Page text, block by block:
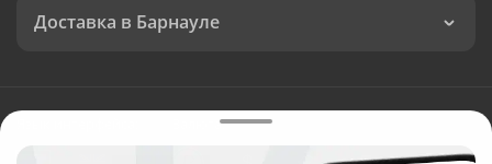
Доставка в Барнауле
Валюта: